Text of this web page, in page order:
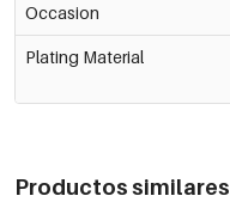
Occasion
Plating Material
Productos similares